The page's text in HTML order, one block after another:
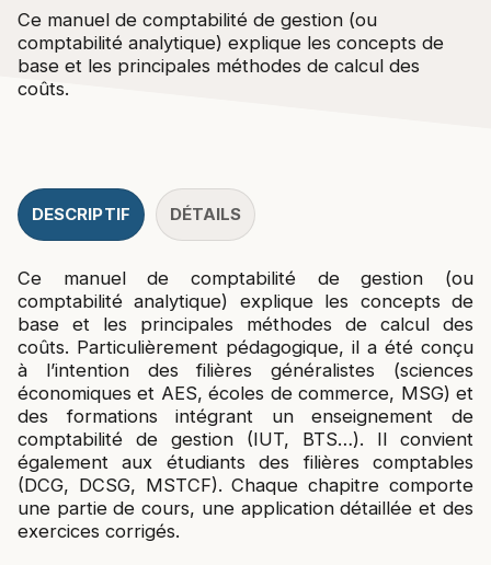
Ce manuel de comptabilité de gestion (ou
comptabilité analytique) explique les concepts de
base et les principales méthodes de calcul des
coûts.
DESCRIPTIF DÉTAILS
Ce manuel de comptabilité de gestion (ou
comptabilité analytique) explique les concepts de
base et les principales méthodes de calcul des
coûts. Particulièrement pédagogique, il a été conçu
à l’intention des filières généralistes (sciences
économiques et AES, écoles de commerce, MSG) et
des formations intégrant un enseignement de
comptabilité de gestion (IUT, BTS…). Il convient
également aux étudiants des filières comptables
(DCG, DCSG, MSTCF). Chaque chapitre comporte
une partie de cours, une application détaillée et des
exercices corrigés.